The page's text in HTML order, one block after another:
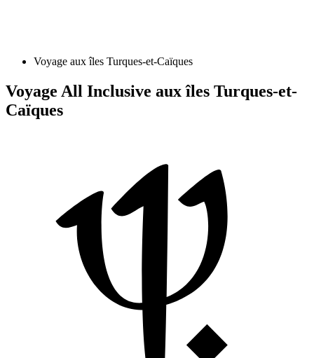
Voyage aux îles Turques-et-Caïques
Voyage All Inclusive aux îles Turques-et-
Caïques